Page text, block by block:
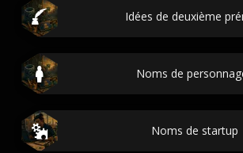
Idées de deuxième
Noms de
Noms de startup